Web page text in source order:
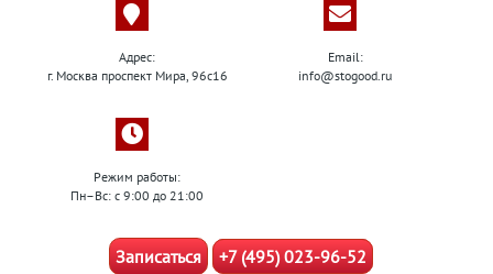
Адрес:
г. Москва проспект Мира, 96с16
Email:
info@stogood.ru
Режим работы:
Пн–Вс: с 9:00 до 21:00
Записаться +7 (495) 023-96-52